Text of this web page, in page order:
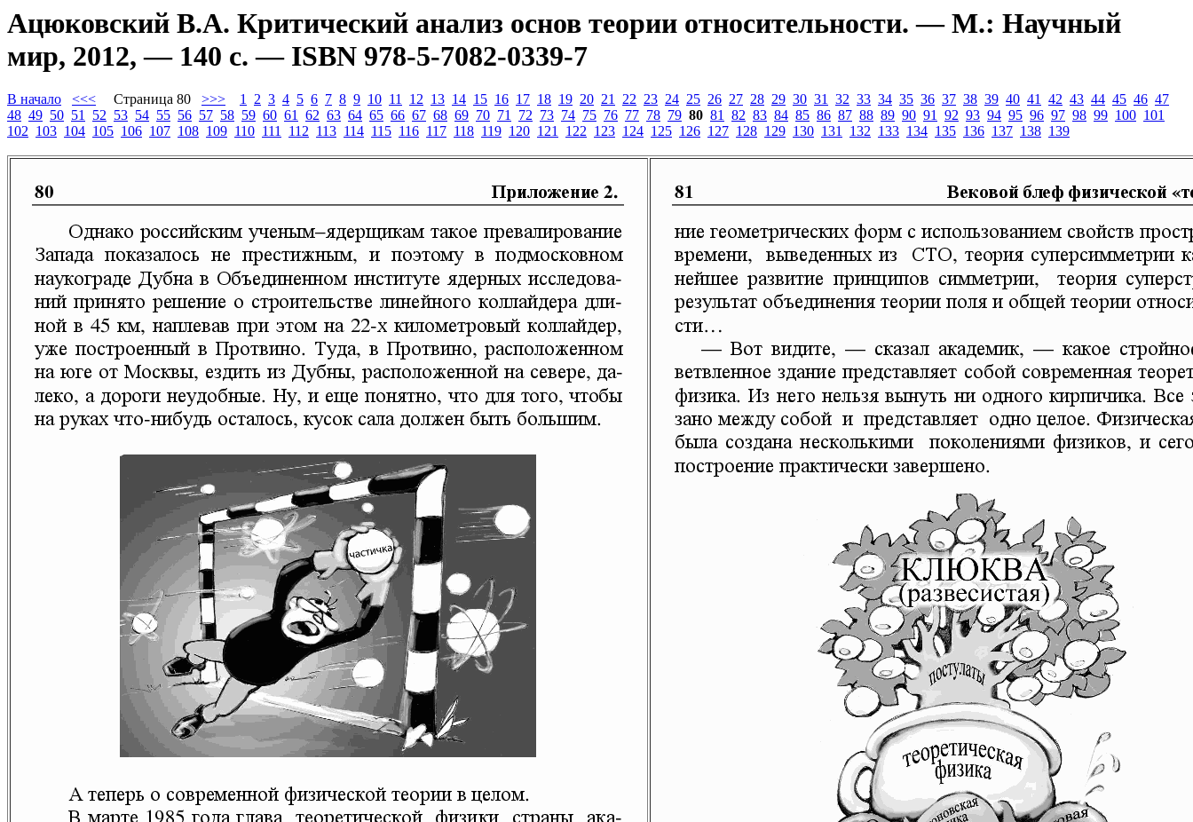
Ацюковский В.А. Критический анализ основ теории относительности. — М.: Научный
мир, 2012, — 140 с. — ISBN 978-5-7082-0339-7
В начало <<< Страница 80 >>> 1 2 3 4 5 6 7 8 9 10 11 12 13 14 15 16 17 18 19 20 21 22 23 24 25 26 27 28 29 30 31 32 33 34 35 36 37 38 39 40 41 42 43 44 45 46 47
48 49 50 51 52 53 54 55 56 57 58 59 60 61 62 63 64 65 66 67 68 69 70 71 72 73 74 75 76 77 78 79 80 81 82 83 84 85 86 87 88 89 90 91 92 93 94 95 96 97 98 99 100 101
102 103 104 105 106 107 108 109 110 111 112 113 114 115 116 117 118 119 120 121 122 123 124 125 126 127 128 129 130 131 132 133 134 135 136 137 138 139